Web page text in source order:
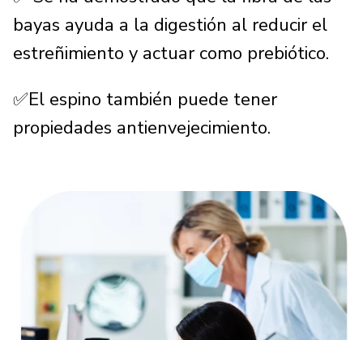
bayas ayuda a la digestión al reducir el
estreñimiento y actuar como prebiótico.
✅El espino también puede tener
propiedades antienvejecimiento.